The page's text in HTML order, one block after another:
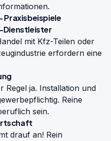
Praxisbeispiele
mit Kfz-Teilen oder
erfordern eine
Regel ja. Installation und
Reine
sein.
drauf an! Rein